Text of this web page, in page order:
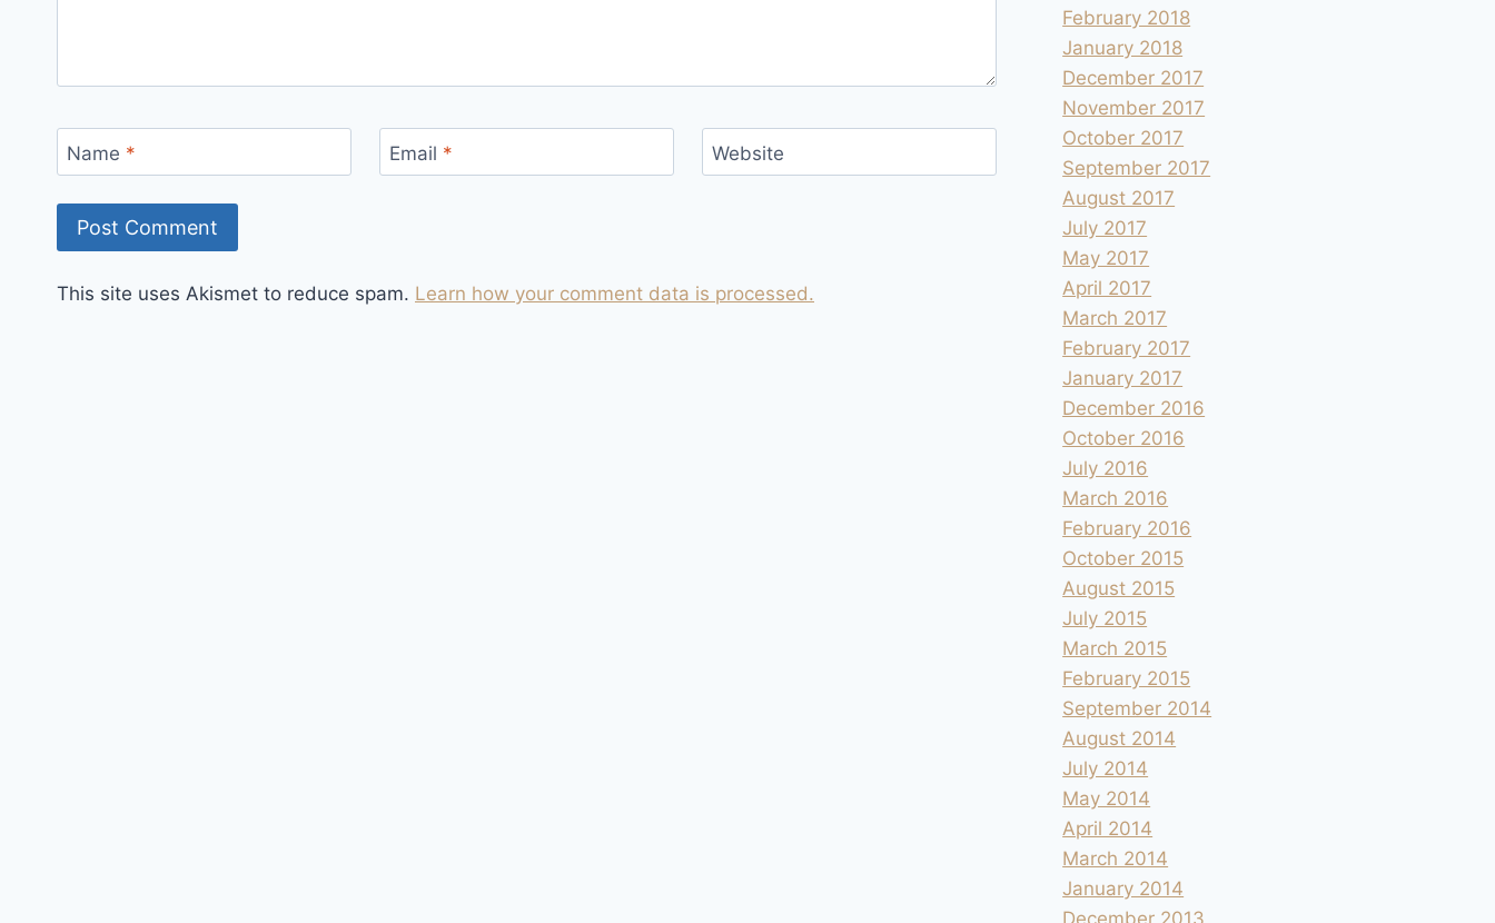
Name * Email * Website
This site uses Akismet to reduce spam. Learn how your comment data is processed.
February 2018
January 2018
December 2017
November 2017
October 2017
September 2017
August 2017
July 2017
May 2017
April 2017
March 2017
February 2017
January 2017
December 2016
October 2016
July 2016
March 2016
February 2016
October 2015
August 2015
July 2015
March 2015
February 2015
September 2014
August 2014
July 2014
May 2014
April 2014
March 2014
January 2014
December 2013